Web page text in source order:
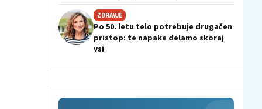
ZDRAVJE
Po 50. letu telo potrebuje drugačen
pristop: te napake delamo skoraj
vsi